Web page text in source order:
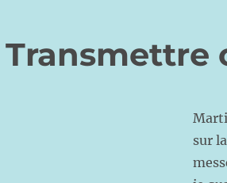
Transmettre
sur